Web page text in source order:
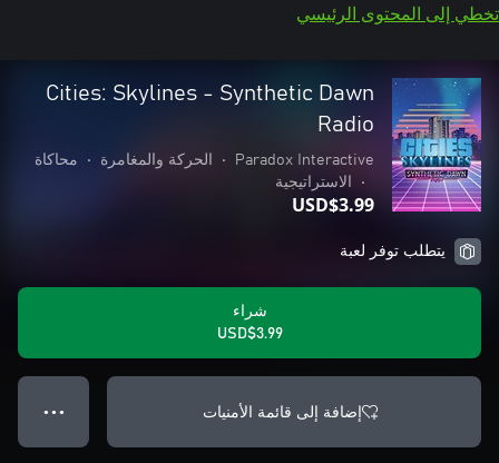
تخطي إلى المحتوى الرئيسي
Cities: Skylines - Synthetic Dawn
Radio
Paradox Interactive
• الحركة والمغامرة •
محاكاة
•
الاستراتيجية
USD$3.99
يتطلب توفر لعبة
شراء
USD$3.99
إضافة إلى قائمة الأمنيات ● ● ●